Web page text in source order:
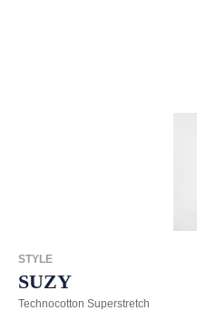
STYLE
SUZY
Technocotton Superstretch